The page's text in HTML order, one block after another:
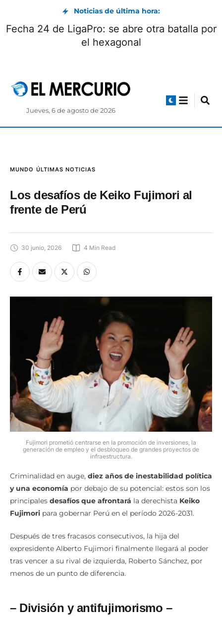
Noticias de última hora:
seis meses de suspensión, Ecuador
a recibir energía de Colombia
Jueves, 6 de agosto de 2026
MUNDO ÚLTIMAS NOTICIAS
Los desafíos de Keiko Fujimori al
frente de Perú
30 junio, 2026 4 Min Read
Fujimori prometió centrarse en la promoción de inversiones, la
generación de empleo y el desbloqueo de grandes proyectos de
infraestructura.
Criminalidad en auge, diez años de inestabilidad política
y una economía por debajo de su potencial: estos son los
principales desafíos que afrontará la derechista Keiko
Fujimori para gobernar Perú en el período 2026-2031.
Después de tres fracasos consecutivos, la hija del
expresidente Alberto Fujimori finalmente llegará al poder
tras vencer a su rival de izquierda, Roberto Sánchez, por
menos de un punto de diferencia.
– División y antifujimorismo –